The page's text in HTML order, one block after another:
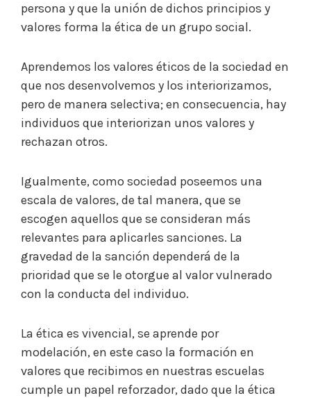
persona y que la unión de dichos principios y
valores forma la ética de un grupo social.
Aprendemos los valores éticos de la sociedad en
que nos desenvolvemos y los interiorizamos,
pero de manera selectiva; en consecuencia, hay
individuos que interiorizan unos valores y
rechazan otros.
Igualmente, como sociedad poseemos una
escala de valores, de tal manera, que se
escogen aquellos que se consideran más
relevantes para aplicarles sanciones. La
gravedad de la sanción dependerá de la
prioridad que se le otorgue al valor vulnerado
con la conducta del individuo.
La ética es vivencial, se aprende por
modelación, en este caso la formación en
valores que recibimos en nuestras escuelas
cumple un papel reforzador, dado que la ética